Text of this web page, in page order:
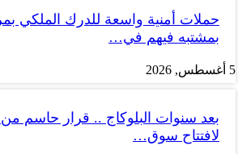
حملات أمنية واسعة للدرك الملكي
بمشتبه فيهم في…
5 أغسطس, 2026
بعد سنوات البلوكاج .. قرار حاسم
لافتتاح سوق…